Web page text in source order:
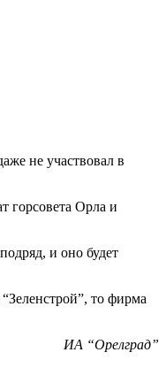
не участвовал в
горсовета Орла и
и оно будет
то фирма
ИА “Орелград”